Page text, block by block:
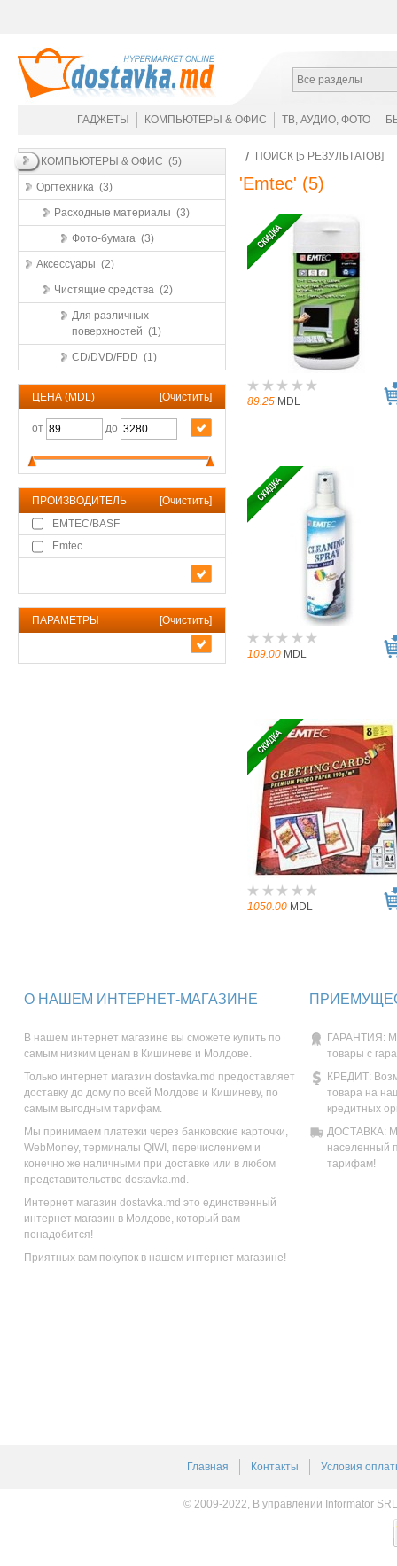
Все разделы
ГАДЖЕТЫ КОМПЬЮТЕРЫ & ОФИС ТВ, АУДИО, ФОТО
КОМПЬЮТЕРЫ & ОФИС (5)
Оргтехника (3)
Расходные материалы (3)
Фото-бумага (3)
Аксессуары (2)
Чистящие средства (2)
Для различных
поверхностей (1)
CD/DVD/FDD (1)
ЦЕНА (MDL) [Очистить]
от до
ПРОИЗВОДИТЕЛЬ [Очистить]
EMTEC/BASF
Emtec
ПАРАМЕТРЫ [Очистить]
ПОИСК [5 РЕЗУЛЬТАТОВ]
'Emtec' (5)
89.25 MDL
109.00 MDL
1050.00 MDL
О НАШЕМ ИНТЕРНЕТ-МАГАЗИНЕ
В нашем интернет магазине вы сможете купить по
самым низким ценам в Кишиневе и Молдове.
Только интернет магазин dostavka.md предоставляет
доставку до дому по всей Молдове и Кишиневу, по
самым выгодным тарифам.
Мы принимаем платежи через банковские карточки,
WebMoney, терминалы QIWI, перечислением и
конечно же наличными при доставке или в любом
представительстве dostavka.md.
Интернет магазин dostavka.md это единственный
интернет магазин в Молдове, который вам
понадобится!
Приятных вам покупок в нашем интернет магазине!
ГАРАНТИЯ:
товары с
КРЕДИТ:
товара на
кредитных
ДОСТАВКА:
населенный
тарифам!
Главная Контакты Условия
© 2009-2022, В управлении Informator SRL